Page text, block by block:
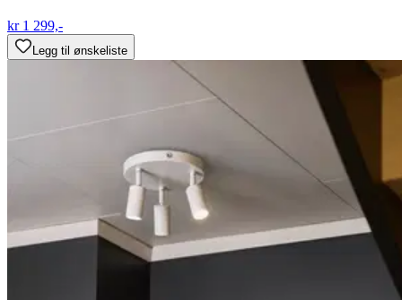
kr 1 299,-
Legg til ønskeliste